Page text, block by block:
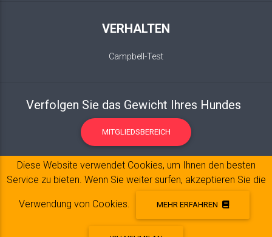
VERHALTEN
Campbell-Test
Verfolgen Sie das Gewicht Ihres Hundes
MITGLIEDSBEREICH
Diese Website verwendet Cookies, um Ihnen den besten
Service zu bieten. Wenn Sie weiter surfen, akzeptieren Sie die
Verwendung von Cookies. MEHR ERFAHREN